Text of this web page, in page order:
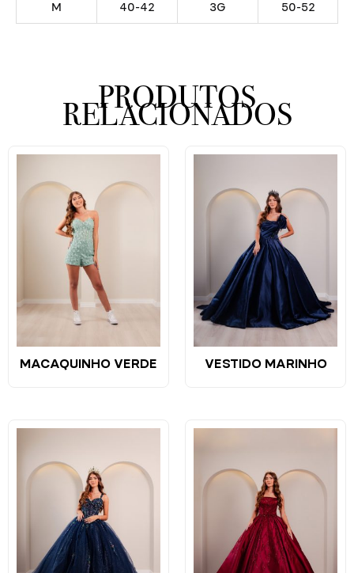
M 40-42 3G 50-52
PRODUTOS
RELACIONADOS
MACAQUINHO VERDE VESTIDO MARINHO